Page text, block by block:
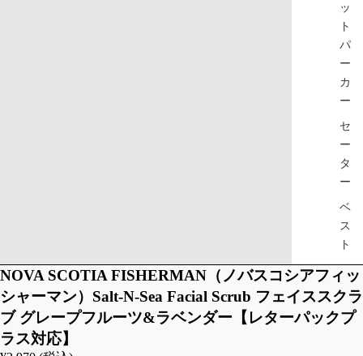
ッ
ト
パ
ー
カ
ー
セ
ー
タ
ー
ベ
ス
ト
JA
CK
ET/
TR
OU
SE
NOVA SCOTIA FISHERMAN（ノバスコシアフィッ
シャーマン）Salt-N-Sea Facial Scrub フェイススクラ
ブ グレープフルーツ&ラベンダー【レターパックプ
ラス対応】